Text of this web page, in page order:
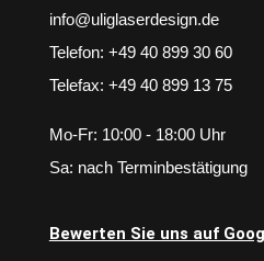
info@uliglaserdesign.de
Telefon: +49 40 899 30 60
Telefax: +49 40 899 13 75
Mo-Fr: 10:00 - 18:00 Uhr
Sa: nach Terminbestätigung
Bewerten Sie uns auf